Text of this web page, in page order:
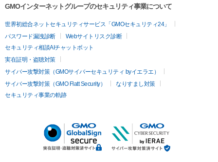
GMOインターネットグループのセキュリティ事業について
世界初総合ネットセキュリティサービス「GMOセキュリティ24」
パスワード漏洩診断
Webサイトリスク診断
セキュリティ相談AIチャットボット
実在証明・盗聴対策
サイバー攻撃対策（GMOサイバーセキュリティ byイエラエ）
サイバー攻撃対策（GMO Flatt Security）
なりすまし対策
セキュリティ事業の軌跡